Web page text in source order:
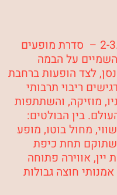
– 2-3.9.25 – סדרת מופעים
על הבמה
, לצד הופעות ברחבת
ריבוי תרבותי
מוזיקה, והשתתפות
בין הבולטים:
מחול בוטו, מופע
שתוקם תחת כיפת
יין, אווירה פתוחה
חוצה גבולות